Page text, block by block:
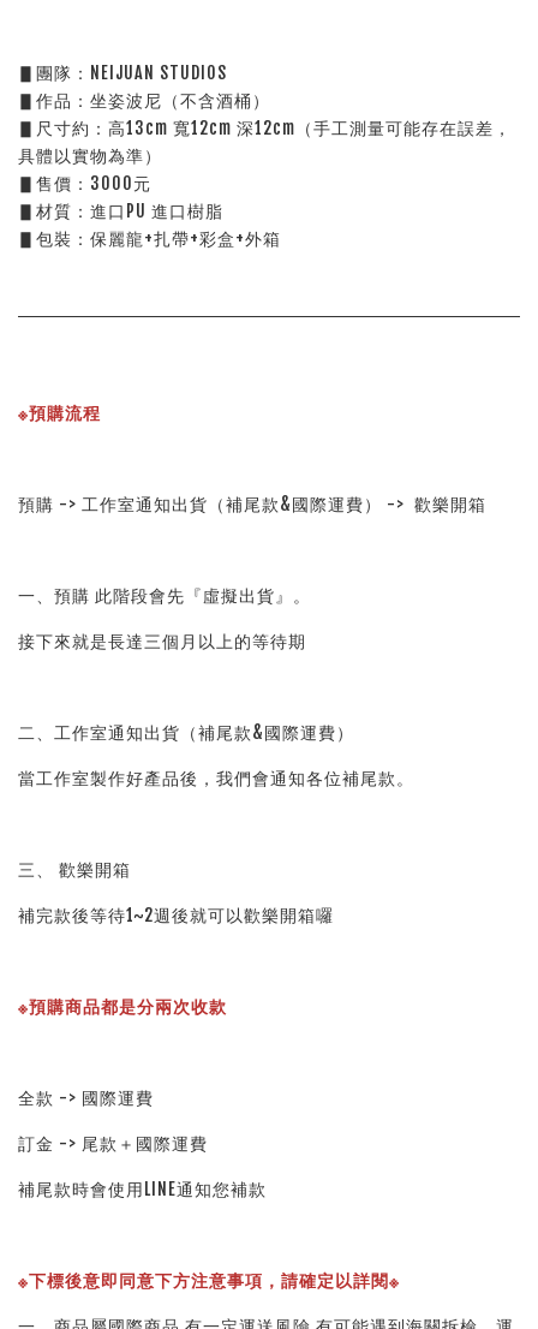
▋團隊：NEIJUAN STUDIOS
▋作品：坐姿波尼（不含酒桶）
▋尺寸約：高13cm 寬12cm 深12cm（手工測量可能存在誤差，
具體以實物為準）
▋售價：3000元
▋材質：進口PU 進口樹脂
▋包裝：保麗龍+扎帶+彩盒+外箱
※預購流程
預購 -> 工作室通知出貨（補尾款&國際運費） ->  歡樂開箱
一、預購 此階段會先『虛擬出貨』。
接下來就是長達三個月以上的等待期
二、工作室通知出貨（補尾款&國際運費）
當工作室製作好產品後，我們會通知各位補尾款。
三、 歡樂開箱
補完款後等待1~2週後就可以歡樂開箱囉
※預購商品都是分兩次收款
全款 -> 國際運費
訂金 -> 尾款＋國際運費
補尾款時會使用LINE通知您補款
※下標後意即同意下方注意事項，請確定以詳閱※